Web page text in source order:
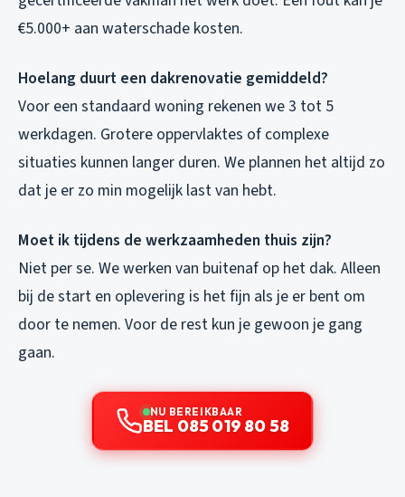
€5.000+ aan waterschade kosten.
Hoelang duurt een dakrenovatie gemiddeld?
Voor een standaard woning rekenen we 3 tot 5
werkdagen. Grotere oppervlaktes of complexe
situaties kunnen langer duren. We plannen het altijd zo
dat je er zo min mogelijk last van hebt.
Moet ik tijdens de werkzaamheden thuis zijn?
Niet per se. We werken van buitenaf op het dak. Alleen
bij de start en oplevering is het fijn als je er bent om
door te nemen. Voor de rest kun je gewoon je gang
gaan.
NU BEREIKBAAR
BEL 085 019 80 58